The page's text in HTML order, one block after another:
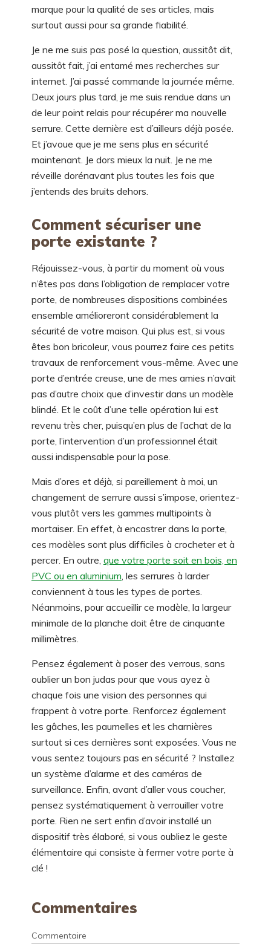
marque pour la qualité de ses articles, mais
surtout aussi pour sa grande fiabilité.
Je ne me suis pas posé la question, aussitôt dit,
aussitôt fait, j’ai entamé mes recherches sur
internet. J’ai passé commande la journée même.
Deux jours plus tard, je me suis rendue dans un
de leur point relais pour récupérer ma nouvelle
serrure. Cette dernière est d’ailleurs déjà posée.
Et j’avoue que je me sens plus en sécurité
maintenant. Je dors mieux la nuit. Je ne me
réveille dorénavant plus toutes les fois que
j’entends des bruits dehors.
Comment sécuriser une
porte existante ?
Réjouissez-vous, à partir du moment où vous
n’êtes pas dans l’obligation de remplacer votre
porte, de nombreuses dispositions combinées
ensemble amélioreront considérablement la
sécurité de votre maison. Qui plus est, si vous
êtes bon bricoleur, vous pourrez faire ces petits
travaux de renforcement vous-même. Avec une
porte d’entrée creuse, une de mes amies n’avait
pas d’autre choix que d’investir dans un modèle
blindé. Et le coût d’une telle opération lui est
revenu très cher, puisqu’en plus de l’achat de la
porte, l’intervention d’un professionnel était
aussi indispensable pour la pose.
Mais d’ores et déjà, si pareillement à moi, un
changement de serrure aussi s’impose, orientez-
vous plutôt vers les gammes multipoints à
mortaiser. En effet, à encastrer dans la porte,
ces modèles sont plus difficiles à crocheter et à
percer. En outre, que votre porte soit en bois, en
PVC ou en aluminium, les serrures à larder
conviennent à tous les types de portes.
Néanmoins, pour accueillir ce modèle, la largeur
minimale de la planche doit être de cinquante
millimètres.
Pensez également à poser des verrous, sans
oublier un bon judas pour que vous ayez à
chaque fois une vision des personnes qui
frappent à votre porte. Renforcez également
les gâches, les paumelles et les charnières
surtout si ces dernières sont exposées. Vous ne
vous sentez toujours pas en sécurité ? Installez
un système d’alarme et des caméras de
surveillance. Enfin, avant d’aller vous coucher,
pensez systématiquement à verrouiller votre
porte. Rien ne sert enfin d’avoir installé un
dispositif très élaboré, si vous oubliez le geste
élémentaire qui consiste à fermer votre porte à
clé !
Commentaires
Commentaire